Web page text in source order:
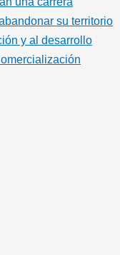
su territorio
y al desarrollo